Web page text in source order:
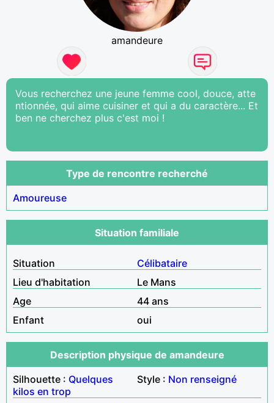
amandeure
Vous recherchez une jeune femme cool, douce, atte
ntionnée, qui aime cuisiner et qui a du caractère... Et
ben ne cherchez plus c'est moi !
Type de rencontre recherché
Amoureuse
Situation familiale
Situation
Célibataire
Lieu d'habitation
Le Mans
Age
44 ans
Enfant
oui
Description physique de amandeure
Silhouette : Quelques
kilos en trop
Style : Non renseigné